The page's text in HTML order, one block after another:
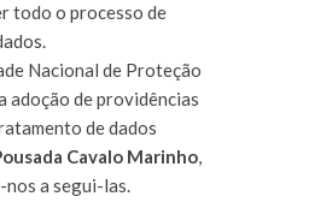
todo o processo de
Nacional de Proteção
adoção de providências
de dados
Cavalo Marinho,
a segui-las.